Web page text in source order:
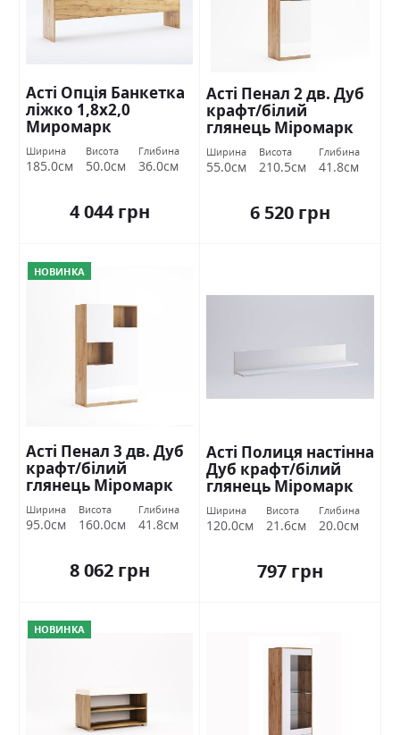
Асті Опція Банкетка
ліжко 1,8х2,0
Миромарк
Ширина
185.0см
Висота
50.0см
Глибина
36.0см
4 044 грн
Асті Пенал 2 дв. Дуб
крафт/білий
глянець Міромарк
Ширина
55.0см
Висота
210.5см
Глибина
41.8см
6 520 грн
НОВИНКА
Асті Пенал 3 дв. Дуб
крафт/білий
глянець Міромарк
Ширина
95.0см
Висота
160.0см
Глибина
41.8см
8 062 грн
Асті Полиця настінна
Дуб крафт/білий
глянець Міромарк
Ширина
120.0см
Висота
21.6см
Глибина
20.0см
797 грн
НОВИНКА